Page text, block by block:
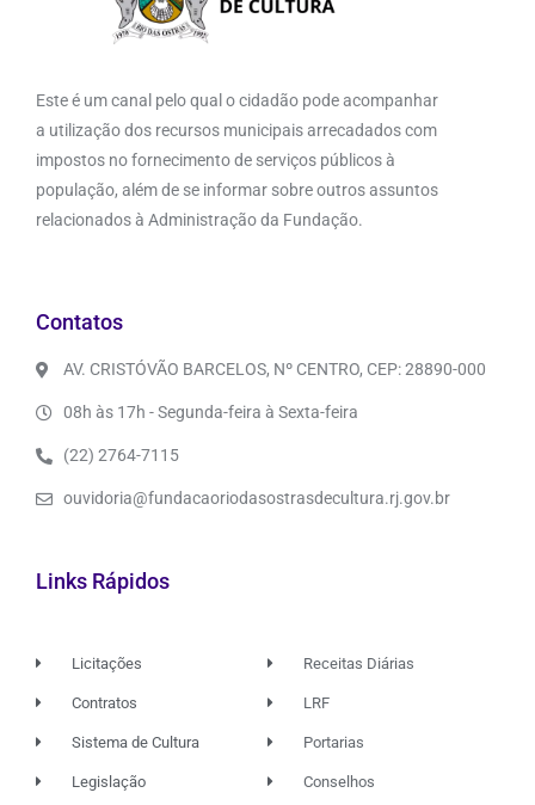
Este é um canal pelo qual o cidadão pode acompanhar
a utilização dos recursos municipais arrecadados com
impostos no fornecimento de serviços públicos à
população, além de se informar sobre outros assuntos
relacionados à Administração da Fundação.
Contatos
AV. CRISTÓVÃO BARCELOS, Nº CENTRO, CEP: 28890-000
08h às 17h - Segunda-feira à Sexta-feira
(22) 2764-7115
ouvidoria@fundacaoriodasostrasdecultura.rj.gov.br
Links Rápidos
Licitações
Contratos
Sistema de Cultura
Legislação
Receitas Diárias
LRF
Portarias
Conselhos